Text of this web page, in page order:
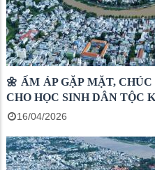
🌼 ẤM ÁP GẶP MẶT,
CHO HỌC SINH DÂN TỘC
16/04/2026